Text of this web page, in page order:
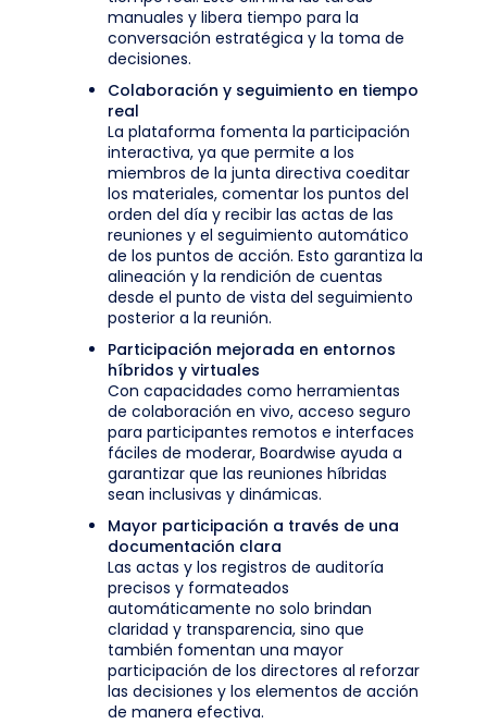
manuales y libera tiempo para la
conversación estratégica y la toma de
decisiones.
Colaboración y seguimiento en tiempo
real
La plataforma fomenta la participación
interactiva, ya que permite a los
miembros de la junta directiva coeditar
los materiales, comentar los puntos del
orden del día y recibir las actas de las
reuniones y el seguimiento automático
de los puntos de acción. Esto garantiza la
alineación y la rendición de cuentas
desde el punto de vista del seguimiento
posterior a la reunión.
Participación mejorada en entornos
híbridos y virtuales
Con capacidades como herramientas
de colaboración en vivo, acceso seguro
para participantes remotos e interfaces
fáciles de moderar, Boardwise ayuda a
garantizar que las reuniones híbridas
sean inclusivas y dinámicas.
Mayor participación a través de una
documentación clara
Las actas y los registros de auditoría
precisos y formateados
automáticamente no solo brindan
claridad y transparencia, sino que
también fomentan una mayor
participación de los directores al reforzar
las decisiones y los elementos de acción
de manera efectiva.